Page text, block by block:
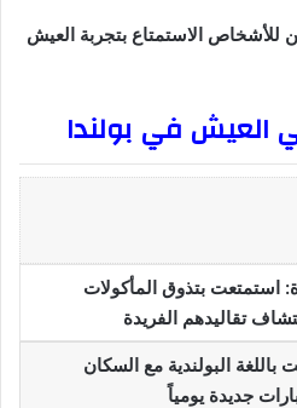
للأشخاص الاستمتاع بتجربة العيش
العيش في بولندا
استمتعت بتذوق المأكولات
تقاليدهم الفريدة
باللغة البولندية مع السكان
جديدة يومياً